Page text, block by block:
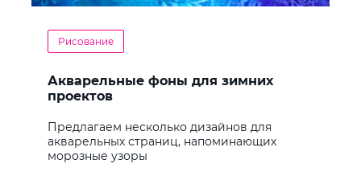
Рисование
Акварельные фоны для зимних
проектов
Предлагаем несколько дизайнов для
акварельных страниц, напоминающих
морозные узоры